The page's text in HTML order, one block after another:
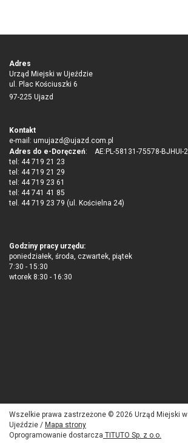
Adres
Urząd Miejski w Ujeździe
ul. Plac Kościuszki 6
97-225 Ujazd
Kontakt
e-mail: umujazd@ujazd.com.pl
Adres do e-Doręczeń: AE:PL-58131-75578-BJHUI-
tel: 44 719 21 23
tel: 44 719 21 29
tel: 44 719 23 61
tel: 44 741 41 85
tel. 44 719 23 79 (ul. Kościelna 24)
Godziny pracy urzędu:
poniedziałek, środa, czwartek, piątek
7:30 - 15:30
wtorek 8:30 - 16:30
Wszelkie prawa zastrzeżone © 2026 Urząd Miejski w
Ujeździe / Mapa strony
Oprogramowanie dostarcza TITUTO Sp. z o.o.